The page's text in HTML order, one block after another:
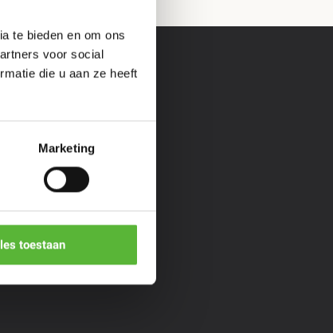
te bieden en om ons
voor social
die u aan ze heeft
Marketing
toestaan
Informatie
Veelgestelde vragen
Over ons
Cadeaubon geven
Algemene voorwaarden
Privacy policy